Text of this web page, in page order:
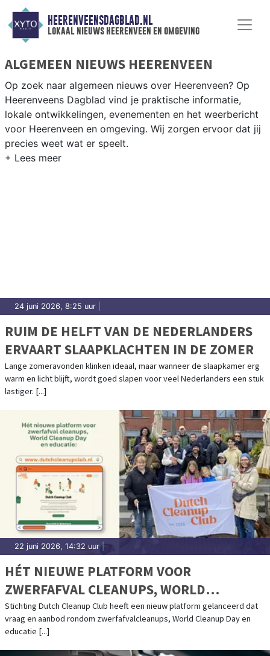
HEERENVEENSDAGBLAD.NL
lokaal nieuws heerenveen en omgeving
ALGEMEEN NIEUWS HEERENVEEN
Op zoek naar algemeen nieuws over Heerenveen? Op
Heerenveens Dagblad vind je praktische informatie,
lokale ontwikkelingen, evenementen en het weerbericht
voor Heerenveen en omgeving. Wij zorgen ervoor dat jij
precies weet wat er speelt.
24 juni 2026, 8:25 uur
RUIM DE HELFT VAN DE NEDERLANDERS
ERVAART SLAAPKLACHTEN IN DE ZOMER
Lange zomeravonden klinken ideaal, maar wanneer de slaapkamer erg
warm en licht blijft, wordt goed slapen voor veel Nederlanders een stuk
lastiger. [...]
22 juni 2026, 14:32 uur|
HÉT NIEUWE PLATFORM VOOR
ZWERFAFVAL CLEANUPS, WORLD
CLEANUP DAY EN EDUCATIE: DUTCH
CLEANUP CLUB
Stichting Dutch Cleanup Club heeft een nieuw platform gelanceerd dat
vraag en aanbod rondom zwerfafvalcleanups, World Cleanup Day en
educatie [...]